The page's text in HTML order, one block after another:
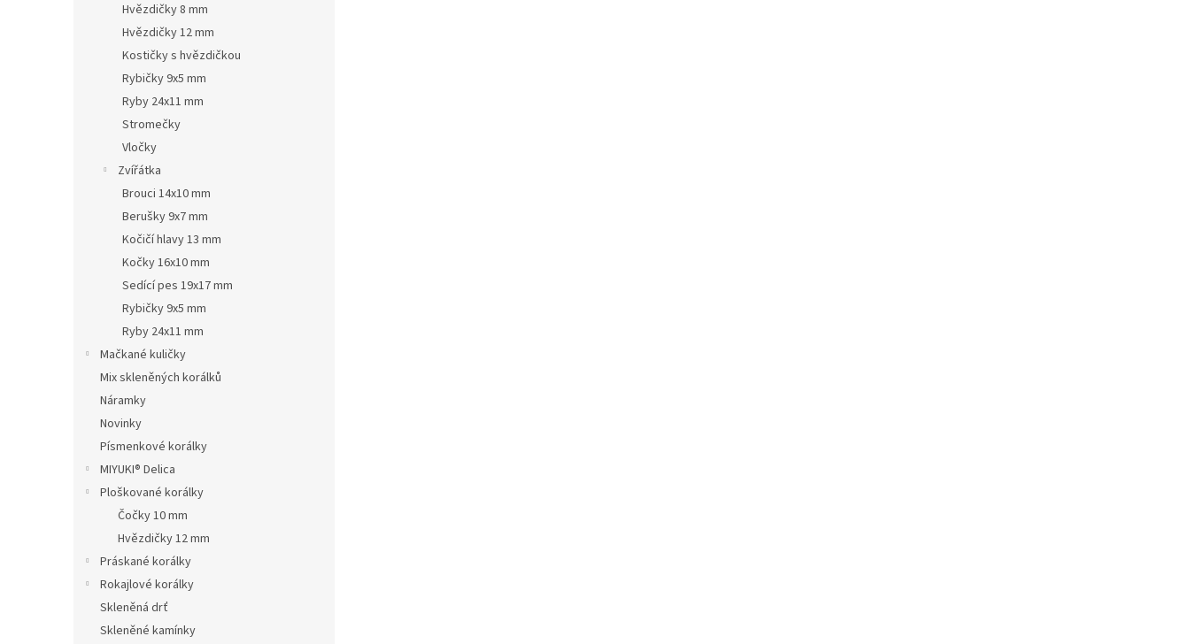
Hvězdičky 8 mm
Hvězdičky 12 mm
Kostičky s hvězdičkou
Rybičky 9x5 mm
Ryby 24x11 mm
Stromečky
Vločky
Zvířátka
Brouci 14x10 mm
Berušky 9x7 mm
Kočičí hlavy 13 mm
Kočky 16x10 mm
Sedící pes 19x17 mm
Rybičky 9x5 mm
Ryby 24x11 mm
Mačkané kuličky
Mix skleněných korálků
Náramky
Novinky
Písmenkové korálky
MIYUKI® Delica
Ploškované korálky
Čočky 10 mm
Hvězdičky 12 mm
Práskané korálky
Rokajlové korálky
Skleněná drť
Skleněné kamínky